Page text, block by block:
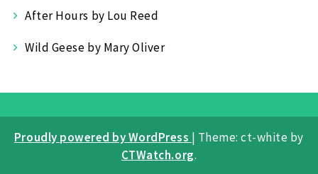
After Hours by Lou Reed
Wild Geese by Mary Oliver
Proudly powered by WordPress | Theme: ct-white by
CTWatch.org.